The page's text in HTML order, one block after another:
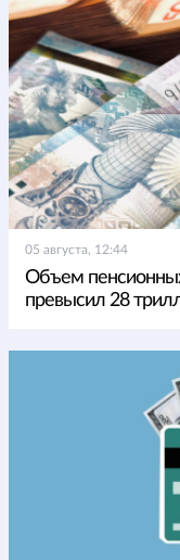
05 августа, 12:44
Объем
превысил 28